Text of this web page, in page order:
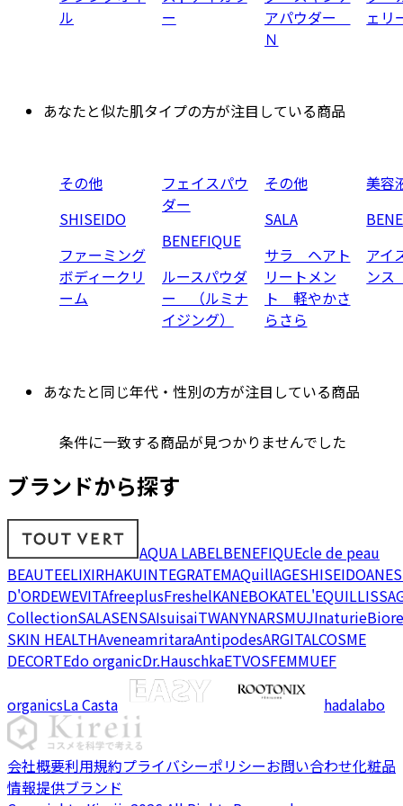
ル
ー
アパウダー
Ｎ
ェ
あなたと似た肌タイプの方が注目している商品
その他
SHISEIDO
ファーミング
ボディークリ
ーム
フェイスパウ
ダー
BENEFIQUE
ルースパウダ
ー （ルミナ
イジング）
その他
SALA
サラ ヘアト
リートメン
ト 軽やかさ
らさら
美容
アイ
ン
あなたと同じ年代・性別の方が注目している商品
条件に一致する商品が見つかりませんでした
ブランドから探す
AQUA LABELBENEFIQUEcle de peau
BEAUTEELIXIRHAKUINTEGRATEMAQuillAGESHISEIDO
D'ORDEWEVITAfreeplusFreshelKANEBOKATEL'EQUIL
CollectionSALASENSAIsuisaiTWANYNARSMUJInaturieBiore
SKIN HEALTHAveneamritaraAntipodesARGITALCOSME
DECORTEdo organicDr.HauschkaETVOSFEMMUEF
organicsLa Casta hadalabo
会社概要利用規約プライバシーポリシーお問い合わせ化粧品
情報提供ブランド